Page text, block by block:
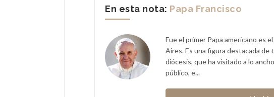
En esta nota: Papa Francisco
Fue el primer Papa americano es
Aires. Es una figura destacada
diócesis, que ha visitado a lo
público, e...